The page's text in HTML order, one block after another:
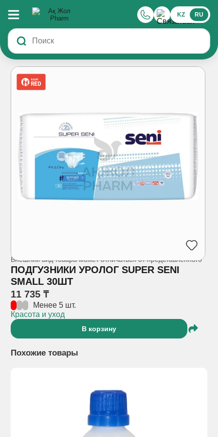
KZ RU
Внешний вид товара может отличаться от представленного
ПОДГУЗНИКИ УРОЛОГ SUPER SENI
SMALL 30ШТ
11 735 ₸
Менее 5 шт.
Красота и уход
В корзину
Похожие товары